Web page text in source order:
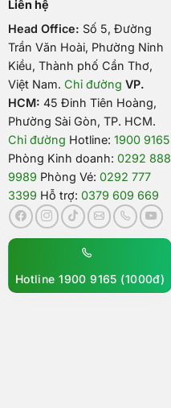
Liên hệ
Head Office: Số 5, Đường
Trần Văn Hoài, Phường Ninh
Kiều, Thành phố Cần Thơ,
Việt Nam. Chỉ đường VP.
HCM: 45 Đinh Tiên Hoàng,
Phường Sài Gòn, TP. HCM.
Chỉ đường Hotline: 1900 9165
Phòng Kinh doanh: 0292 888
9989 Phòng Vé: 0292 777
3399 Hỗ trợ: 0379 609 669
Hotline 1900 9165 (1000đ)